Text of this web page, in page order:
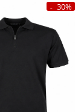
30%